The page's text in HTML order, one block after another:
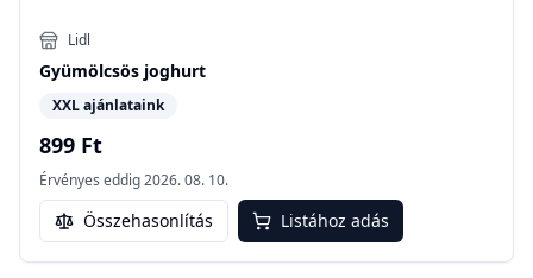
Lidl
Gyümölcsös joghurt
XXL ajánlataink
899 Ft
Érvényes eddig2026. 08. 10.
Összehasonlítás Listához adás